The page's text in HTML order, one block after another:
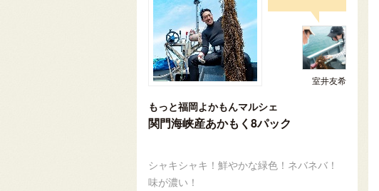
室井友希
もっと福岡よかもんマルシェ
関門海峡産あかもく8パック
シャキシャキ！鮮やかな緑色！ネバネバ！
味が濃い！